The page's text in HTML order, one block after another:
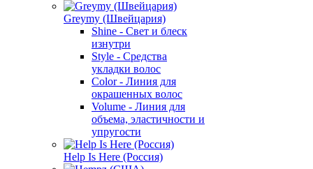
Greymy (Швейцария)
Shine - Свет и блеск
изнутри
Style - Средства
укладки волос
Color - Линия для
окрашенных волос
Volume - Линия для
объема, эластичности и
упругости
Help Is Here (Россия)